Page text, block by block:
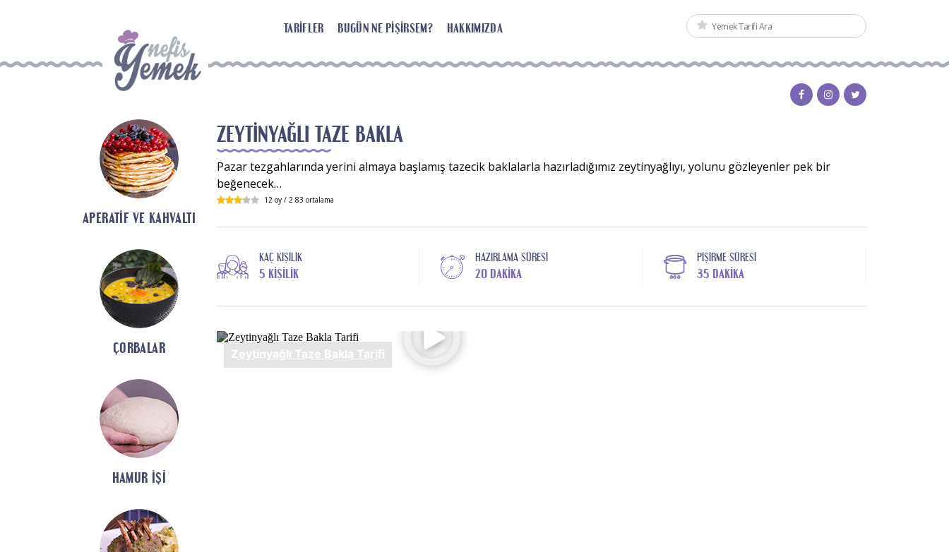
TARIFLER BUGÜN NE PIŞIRSEM? HAKKIMIZDA
APERATIF VE KAHVALTI
ÇORBALAR
HAMUR İŞI
ZEYTINYAĞLI TAZE BAKLA
Pazar tezgahlarında yerini almaya başlamış tazecik baklalarla hazırladığımız zeytinyağlıyı, yolunu gözleyenler pek bir
beğenecek…
12 oy / 2.83 ortalama
KAÇ KIŞILIK
5 KIŞILIK
HAZIRLAMA SÜRESI
20 DAKIKA
PIŞIRME SÜRESI
35 DAKIKA